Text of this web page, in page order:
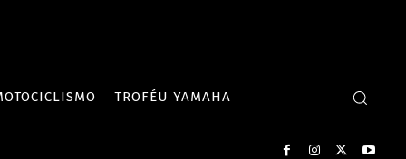
TROFÉU YAMAHA